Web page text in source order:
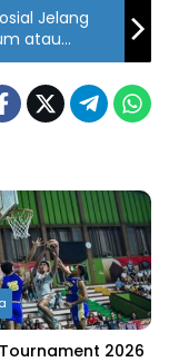
Jelang
atau
2026